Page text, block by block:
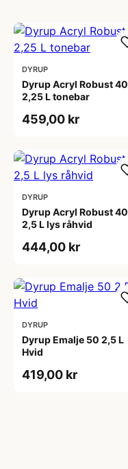
DYRUP
Dyrup Acryl Robust 40
2,25 L tonebar
459,00 kr
DYRUP
Dyrup Acryl Robust 40
2,5 L lys råhvid
444,00 kr
DYRUP
Dyrup Emalje 50 2,5 L
Hvid
419,00 kr